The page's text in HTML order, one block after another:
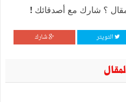
؟ شارك مع أصدقائك !
التويتر شارك